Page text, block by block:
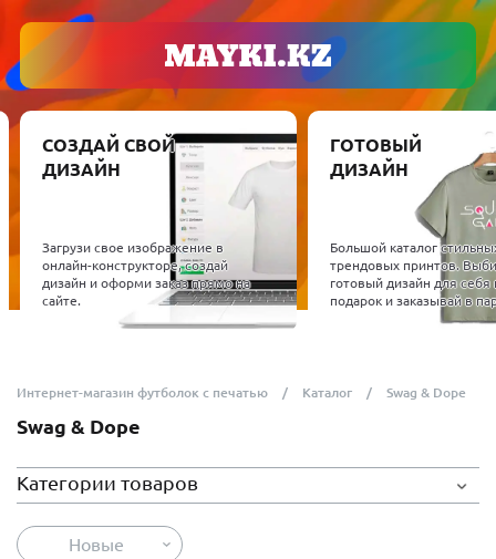
СОЗДАЙ СВОЙ
ДИЗАЙН
Загрузи свое изображение в
онлайн-конструкторе, создай
дизайн и оформи заказ прямо на
сайте.
ГОТОВЫЙ
ДИЗАЙН
Большой каталог
трендовых принтов.
готовый дизайн для себя
подарок и заказывай в
Интернет-магазин футболок с печатью Каталог Swag & Dope
Swag & Dope
Категории товаров
Новые